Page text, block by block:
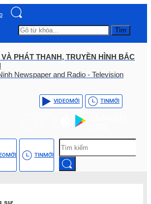
Tìm
PHÁT THANH, TRUYỀN HÌNH BẮC
Newspaper and Radio - Television
VIDEOMỚI TINMỚI
MỚI TINMỚI
sự